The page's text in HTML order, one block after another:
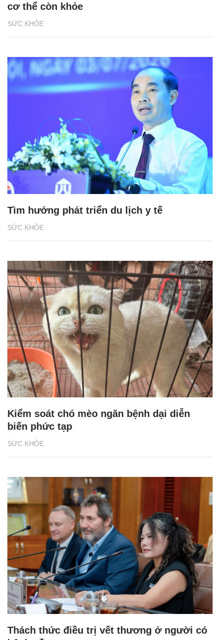
SỨC KHỎE
cơ thể còn khỏe
SỨC KHỎE
Tìm hướng phát triển du lịch y tế
SỨC KHỎE
Kiểm soát chó mèo ngăn bệnh dại diễn
biến phức tạp
Thách thức điều trị vết thương ở người có